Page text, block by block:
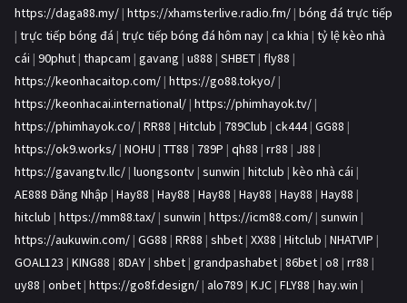
https://daga88.my/ | https://xhamsterlive.radio.fm/ | bóng đá trực tiếp
| trực tiếp bóng đá | trực tiếp bóng đá hôm nay | ca khia | tỷ lệ kèo nhà
cái | 90phut | thapcam | gavang | u888 | SHBET | fly88 |
https://keonhacaitop.com/ | https://go88.tokyo/ |
https://keonhacai.international/ | https://phimhayok.tv/ |
https://phimhayok.co/ | RR88 | Hitclub | 789Club | ck444| GG88 |
https://ok9.works/ | NOHU | TT88 | 789P | qh88 | rr88 | J88 |
https://gavangtv.llc/ | luongsontv | sunwin | hitclub | kèo nhà cái |
AE888 Đăng Nhập | Hay88 | Hay88 | Hay88 | Hay88 | Hay88 | Hay88 |
hitclub | https://mm88.tax/ | sunwin | https://icm88.com/ | sunwin |
https://aukuwin.com/ | GG88 | RR88 | shbet | XX88 | Hitclub | NHATVIP |
GOAL123 | KING88 | 8DAY | shbet | grandpashabet | 86bet | o8 | rr88 |
uy88 | onbet | https://go8f.design/ | alo789 | KJC | FLY88 | hay.win |